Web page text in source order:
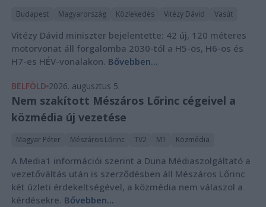
Budapest Magyarország Közlekedés Vitézy Dávid Vasút
Vitézy Dávid miniszter bejelentette: 42 új, 120 méteres
motorvonat áll forgalomba 2030-tól a H5-ös, H6-os és
H7-es HÉV-vonalakon. Bővebben...
BELFÖLD 2026. augusztus 5.
Nem szakított Mészáros Lőrinc cégeivel a
közmédia új vezetése
Magyar Péter Mészáros Lőrinc TV2 M1 Közmédia
A Media1 információi szerint a Duna Médiaszolgáltató a
vezetőváltás után is szerződésben áll Mészáros Lőrinc
két üzleti érdekeltségével, a közmédia nem válaszol a
kérdésekre. Bővebben...